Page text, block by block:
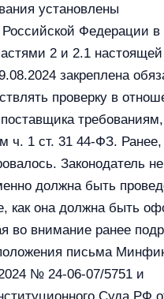
установлены
Федерации в
2 и 2.1 настоящей
закреплена
проверку в
требованиям,
ч. 1 ст. 31 44-ФЗ. Ранее,
Законодатель не
должна быть
как она должна быть
во внимание ранее
письма
№ 24-06-07/5751 и